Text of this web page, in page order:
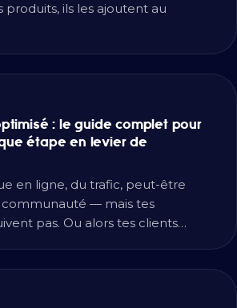
produits, ils les ajoutent au
: le guide complet pour
étape en levier de
en ligne, du trafic, peut-être
— mais tes
pas. Ou alors tes clients…